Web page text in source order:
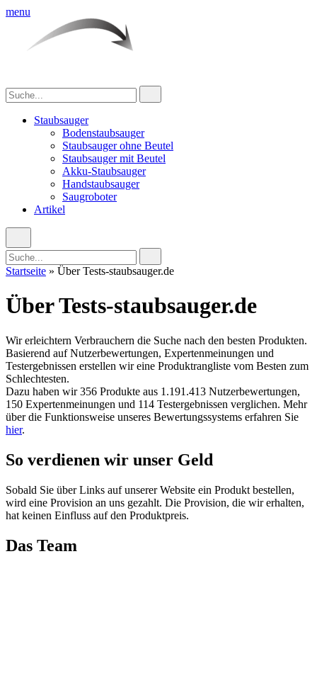
menu
Staubsauger
Bodenstaubsauger
Staubsauger ohne Beutel
Staubsauger mit Beutel
Akku-Staubsauger
Handstaubsauger
Saugroboter
Artikel
Startseite » Über Tests-staubsauger.de
Über Tests-staubsauger.de
Wir erleichtern Verbrauchern die Suche nach den besten Produkten.
Basierend auf Nutzerbewertungen, Expertenmeinungen und
Testergebnissen erstellen wir eine Produktrangliste vom Besten zum
Schlechtesten.
Dazu haben wir 356 Produkte aus 1.191.413 Nutzerbewertungen,
150 Expertenmeinungen und 114 Testergebnissen verglichen. Mehr
über die Funktionsweise unseres Bewertungssystems erfahren Sie
hier.
So verdienen wir unser Geld
Sobald Sie über Links auf unserer Website ein Produkt bestellen,
wird eine Provision an uns gezahlt. Die Provision, die wir erhalten,
hat keinen Einfluss auf den Produktpreis.
Das Team